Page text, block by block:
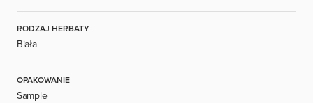
RODZAJ HERBATY
Biała
OPAKOWANIE
Sample